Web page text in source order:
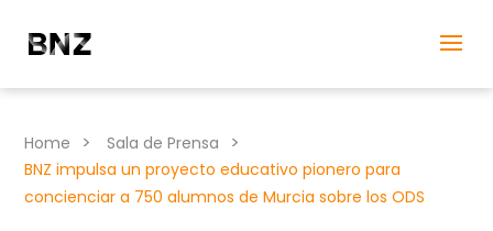
Home > Sala de Prensa >
BNZ impulsa un proyecto educativo pionero para
concienciar a 750 alumnos de Murcia sobre los ODS